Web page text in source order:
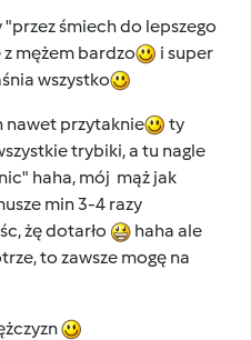
śmiech do lepszego
z mężem bardzo
i super
wszystko
nawet przytaknie
ty
trybiki, a tu nagle
haha, mój mąż jak
min 3-4 razy
żę dotarło
haha ale
to zawsze mogę na